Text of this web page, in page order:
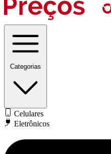
Categorias
Celulares
Eletrônicos